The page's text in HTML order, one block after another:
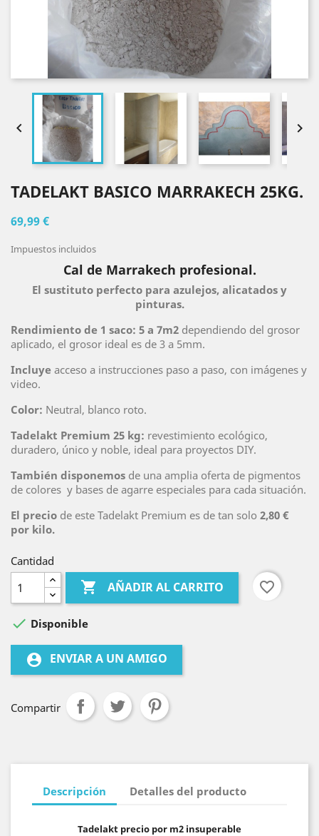
 
TADELAKT BASICO MARRAKECH 25KG.
69,99 €
Impuestos incluidos
Cal de Marrakech profesional.
El sustituto perfecto para azulejos, alicatados y
pinturas.
Rendimiento de 1 saco: 5 a 7m2 dependiendo del grosor
aplicado, el grosor ideal es de 3 a 5mm.
Incluye acceso a instrucciones paso a paso, con imágenes y
video.
Color: Neutral, blanco roto.
Tadelakt Premium 25 kg: revestimiento ecológico,
duradero, único y noble, ideal para proyectos DIY.
También disponemos de una amplia oferta de pigmentos
de colores y bases de agarre especiales para cada situación.
El precio de este Tadelakt Premium es de tan solo 2,80 €
por kilo.
Cantidad
 AÑADIR AL CARRITO favorite_border
 Disponible
account_circle ENVIAR A UN AMIGO
Compartir
Descripción Detalles del producto
Tadelakt precio por m2 insuperable